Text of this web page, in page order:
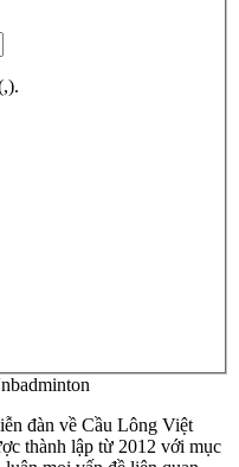
đàn về Cầu Lông Việt
thành lập từ 2012 với mục